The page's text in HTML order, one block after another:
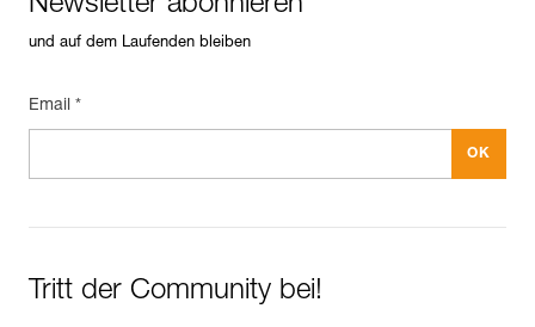
Newsletter abonnieren
und auf dem Laufenden bleiben
Email *
Tritt der Community bei!